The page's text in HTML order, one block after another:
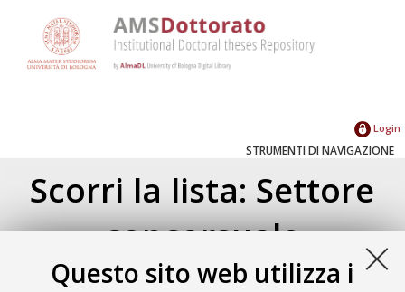
Questo sito web utilizza i
Login
STRUMENTI DI NAVIGAZIONE
Scorri la lista: Settore
concorsuale
Su di un livello